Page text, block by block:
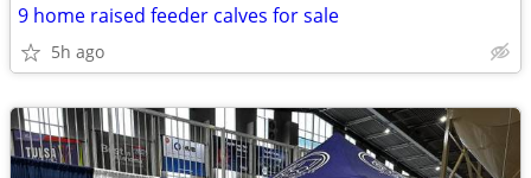
9 home raised feeder calves for sale
5h ago